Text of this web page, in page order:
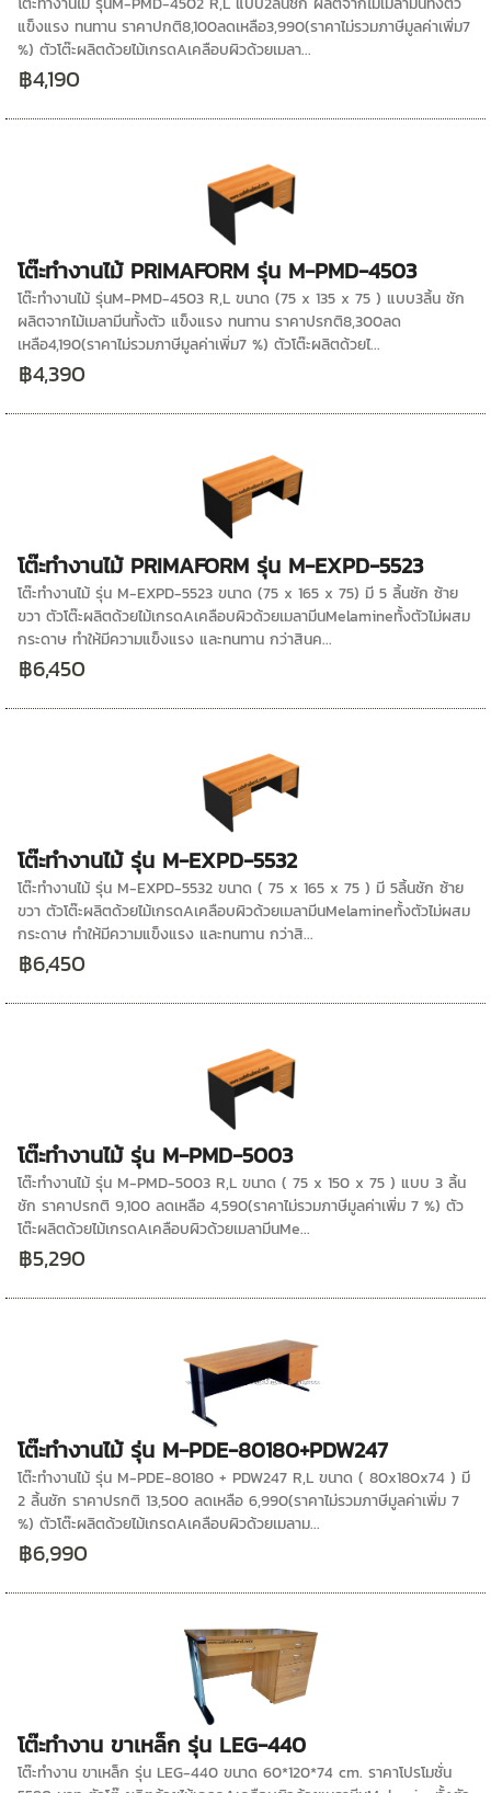
แข็งแรง ทนทาน ราคาปกติ8,100ลดเหลือ3,990(ราคาไม่รวมภาษีมูลค่าเพิ่ม7
%) ตัวโต๊ะผลิตด้วยไม้เกรดAเคลือบผิวด้วยเมลา...
฿4,190
โต๊ะทำงานไม้ PRIMAFORM รุ่น M-PMD-4503
โต๊ะทำงานไม้ รุ่นM-PMD-4503 R,L ขนาด (75 x 135 x 75 ) แบบ3ลิ้น ชัก
ผลิตจากไม้เมลามีนทั้งตัว แข็งแรง ทนทาน ราคาปรกติ8,300ลด
เหลือ4,190(ราคาไม่รวมภาษีมูลค่าเพิ่ม7 %) ตัวโต๊ะผลิตด้วยไ...
฿4,390
โต๊ะทำงานไม้ PRIMAFORM รุ่น M-EXPD-5523
โต๊ะทำงานไม้ รุ่น M-EXPD-5523 ขนาด (75 x 165 x 75) มี 5 ลิ้นชัก ซ้าย
ขวา ตัวโต๊ะผลิตด้วยไม้เกรดAเคลือบผิวด้วยเมลามีนMelamineทั้งตัวไม่ผสม
กระดาษ ทำให้มีความแข็งแรง และทนทาน กว่าสินค...
฿6,450
โต๊ะทำงานไม้ รุ่น M-EXPD-5532
โต๊ะทำงานไม้ รุ่น M-EXPD-5532 ขนาด ( 75 x 165 x 75 ) มี 5ลิ้นชัก ซ้าย
ขวา ตัวโต๊ะผลิตด้วยไม้เกรดAเคลือบผิวด้วยเมลามีนMelamineทั้งตัวไม่ผสม
กระดาษ ทำให้มีความแข็งแรง และทนทาน กว่าสิ...
฿6,450
โต๊ะทำงานไม้ รุ่น M-PMD-5003
โต๊ะทำงานไม้ รุ่น M-PMD-5003 R,L ขนาด ( 75 x 150 x 75 ) แบบ 3 ลิ้น
ชัก ราคาปรกติ 9,100 ลดเหลือ 4,590(ราคาไม่รวมภาษีมูลค่าเพิ่ม 7 %) ตัว
โต๊ะผลิตด้วยไม้เกรดAเคลือบผิวด้วยเมลามีนMe...
฿5,290
โต๊ะทำงานไม้ รุ่น M-PDE-80180+PDW247
โต๊ะทำงานไม้ รุ่น M-PDE-80180 + PDW247 R,L ขนาด ( 80x180x74 ) มี
2 ลิ้นชัก ราคาปรกติ 13,500 ลดเหลือ 6,990(ราคาไม่รวมภาษีมูลค่าเพิ่ม 7
%) ตัวโต๊ะผลิตด้วยไม้เกรดAเคลือบผิวด้วยเมลาม...
฿6,990
โต๊ะทำงาน ขาเหล็ก รุ่น LEG-440
โต๊ะทำงาน ขาเหล็ก รุ่น LEG-440 ขนาด 60*120*74 cm. ราคาโปรโมชั่น